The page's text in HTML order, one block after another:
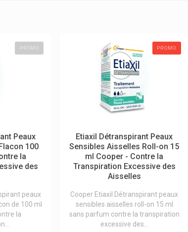
PROMO
Peaux
100
la
des
peaux
de 100 ml
la
PROMO
Etiaxil Détranspirant Peaux
Sensibles Aisselles Roll-on 15
ml Cooper - Contre la
Transpiration Excessive des
Aisselles
Cooper Etiaxil Détranspirant peaux
sensibles aisselles roll-on 15 ml
sans parfum contre la transpiration
excessive des...